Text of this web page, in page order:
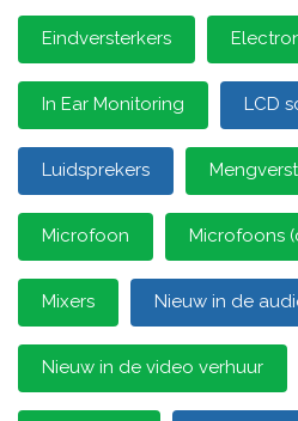
Eindversterkers
In Ear Monitoring LCD
Luidsprekers
Microfoon Microfoons
Mixers Nieuw in de
Nieuw in de video verhuur